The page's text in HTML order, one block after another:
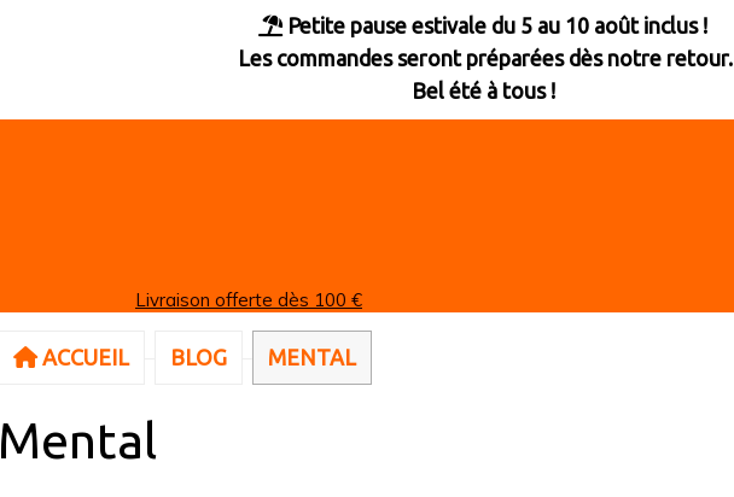
 Petite pause estivale du 5 au 10 août inclus !
Les commandes seront préparées dès notre retour.
Bel été à tous !
Livraison offerte dès 100 €
ACCUEIL BLOG MENTAL
Mental